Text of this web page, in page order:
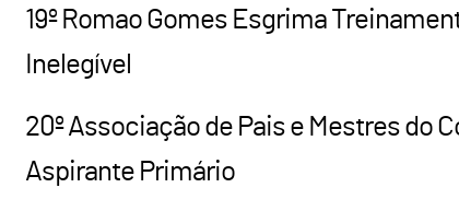
19º Romao Gomes Esgrima
Inelegível
20º Associação de Pais e Mestres do
Aspirante Primário